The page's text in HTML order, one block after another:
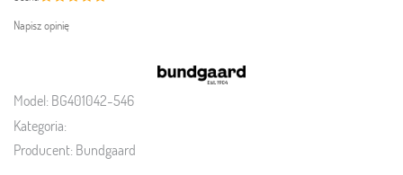
Napisz opinię
Model: BG401042-546
Kategoria:
Producent: Bundgaard